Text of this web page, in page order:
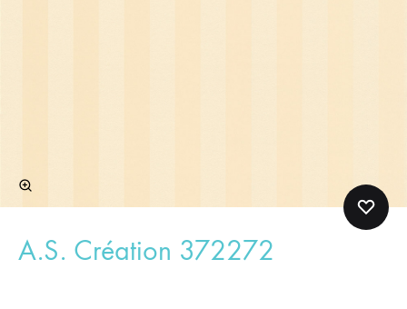
A.S. Création 372272